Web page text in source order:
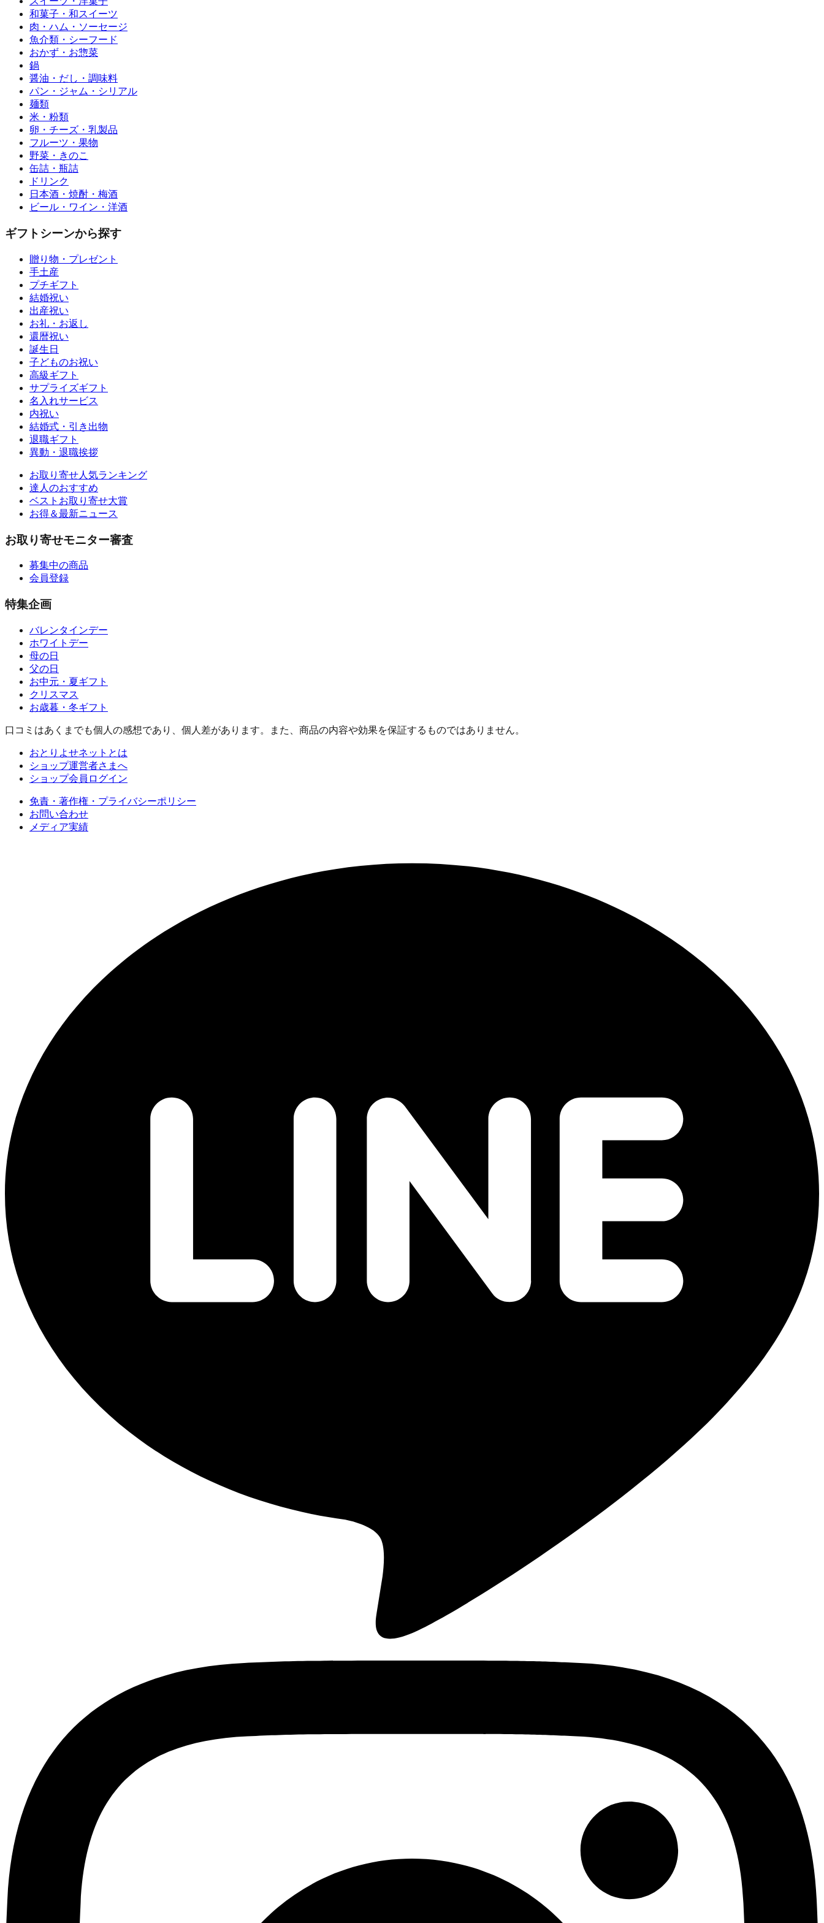
和菓子・和スイーツ
肉・ハム・ソーセージ
魚介類・シーフード
おかず・お惣菜
鍋
醤油・だし・調味料
パン・ジャム・シリアル
麺類
米・粉類
卵・チーズ・乳製品
フルーツ・果物
野菜・きのこ
缶詰・瓶詰
ドリンク
日本酒・焼酎・梅酒
ビール・ワイン・洋酒
ギフトシーンから探す
贈り物・プレゼント
手土産
プチギフト
結婚祝い
出産祝い
お礼・お返し
還暦祝い
誕生日
子どものお祝い
高級ギフト
サプライズギフト
名入れサービス
内祝い
結婚式・引き出物
退職ギフト
異動・退職挨拶
お取り寄せ人気ランキング
達人のおすすめ
ベストお取り寄せ大賞
お得＆最新ニュース
お取り寄せモニター審査
募集中の商品
会員登録
特集企画
バレンタインデー
ホワイトデー
母の日
父の日
お中元・夏ギフト
クリスマス
お歳暮・冬ギフト
口コミはあくまでも個人の感想であり、個人差があります。また、商品の内容や効果を保証するものではありません。
おとりよせネットとは
ショップ運営者さまへ
ショップ会員ログイン
免責・著作権・プライバシーポリシー
お問い合わせ
メディア実績